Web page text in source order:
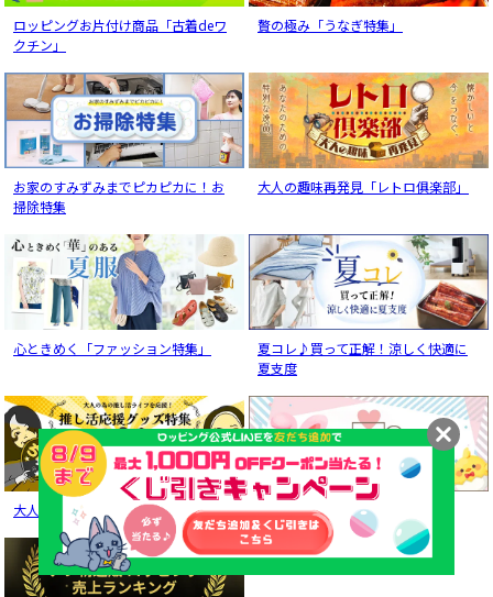
ロッピングお片付け商品「古着deワ
クチン」
贅の極み「うなぎ特集」
お家のすみずみまでピカピカに！お
掃除特集
大人の趣味再発見「レトロ俱楽部」
心ときめく「ファッション特集」
夏コレ♪買って正解！涼しく快適に
夏支度
大人の為の推しかつ応援グッズ特集 copiat